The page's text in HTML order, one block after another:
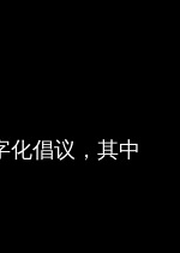
化倡议，其中